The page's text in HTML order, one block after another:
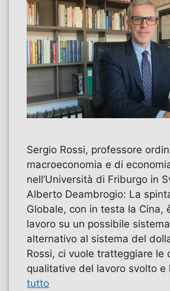
Sergio Rossi, professore
macroeconomia e di
nell’Università di Friburgo in
Alberto Deambrogio: La
Globale, con in testa la Cina,
lavoro su un possibile
alternativo al sistema del
Rossi, ci vuole tratteggiare le
qualitative del lavoro svolto e
tutto